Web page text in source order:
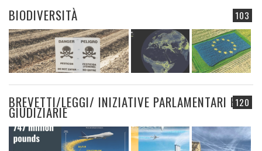
103
BIODIVERSITÀ
120
BREVETTI/LEGGI/ INIZIATIVE PARLAMENTARI E
GIUDIZIARIE